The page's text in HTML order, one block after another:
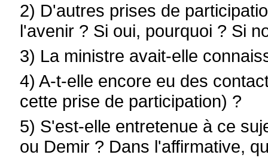
2) D'autres prises de
l'avenir ? Si oui, pourquoi ? Si
3) La ministre avait-elle
4) A-t-elle encore eu des
cette prise de participation) ?
5) S'est-elle entretenue à ce
ou Demir ? Dans l'affirmative,